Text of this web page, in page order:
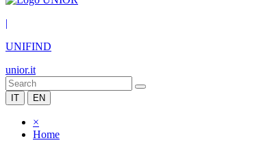
|
UNIFIND
unior.it
IT EN
×
Home